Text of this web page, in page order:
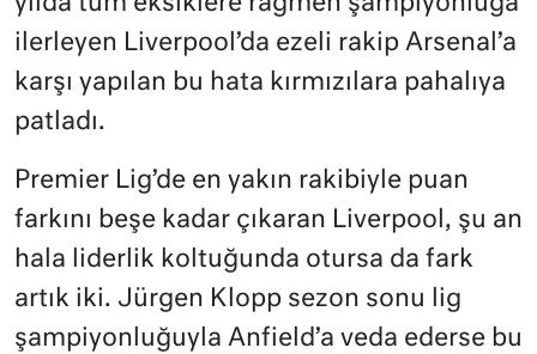
ilerleyen Liverpool’da ezeli rakip Arsenal’a
karşı yapılan bu hata kırmızılara pahalıya
patladı.
Premier Lig’de en yakın rakibiyle puan
farkını beşe kadar çıkaran Liverpool, şu an
hala liderlik koltuğunda otursa da fark
artık iki. Jürgen Klopp sezon sonu lig
şampiyonluğuyla Anfield’a veda ederse bu